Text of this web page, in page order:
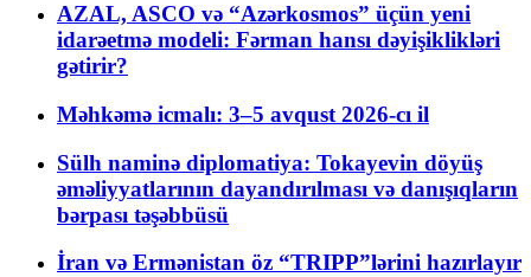
AZAL, ASCO və “Azərkosmos” üçün yeni
idarəetmə modeli: Fərman hansı dəyişiklikləri
gətirir?
Məhkəmə icmalı: 3–5 avqust 2026-cı il
Sülh naminə diplomatiya: Tokayevin döyüş
əməliyyatlarının dayandırılması və danışıqların
bərpası təşəbbüsü
İran və Ermənistan öz “TRIPP”lərini hazırlayır